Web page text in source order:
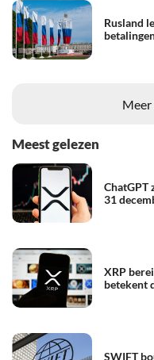
Rusland
Meest gelezen
ChatGPT
31
XRP
betekent
SWIFT